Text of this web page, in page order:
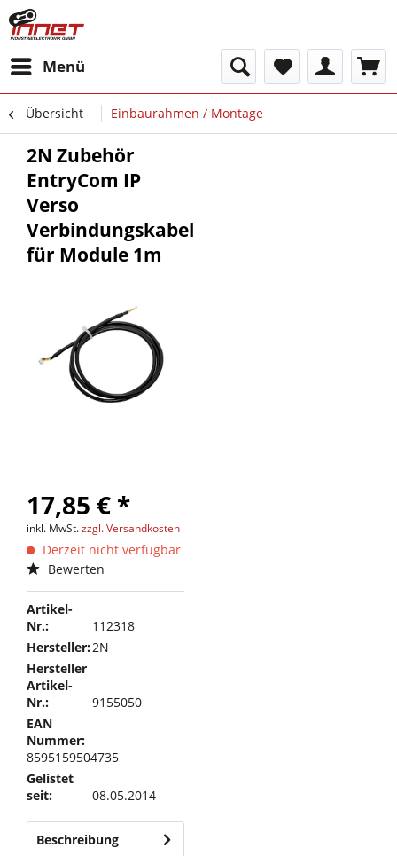
Menü
Übersicht Einbaurahmen / Montage
2N Zubehör
EntryCom IP
Verso
Verbindungskabel
für Module 1m
17,85 € *
inkl. MwSt.zzgl. Versandkosten
Derzeit nicht verfügbar
Bewerten
Artikel-
Nr.:
112318
Hersteller:2N
Hersteller
Artikel-
Nr.:
9155050
EAN
Nummer:
8595159504735
Gelistet
seit:
08.05.2014
Beschreibung